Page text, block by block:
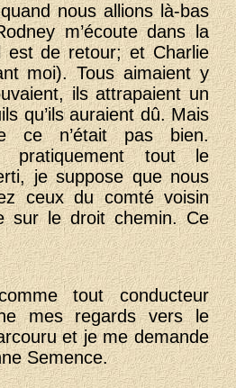
nous allions là-bas
m’écoute dans la
est de retour; et Charlie
moi). Tous aimaient y
ils attrapaient un
qu’ils auraient dû. Mais
ce n’était pas bien.
pratiquement tout le
je suppose que nous
ceux du comté voisin
sur le droit chemin. Ce
tout conducteur
mes regards vers le
et je me demande
Semence.